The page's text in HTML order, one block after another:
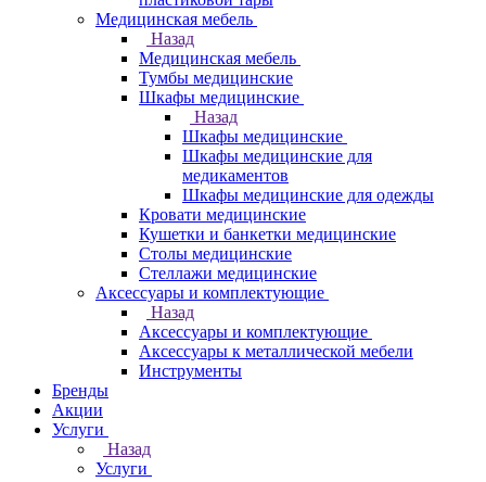
Медицинская мебель
Назад
Медицинская мебель
Тумбы медицинские
Шкафы медицинские
Назад
Шкафы медицинские
Шкафы медицинские для
медикаментов
Шкафы медицинские для одежды
Кровати медицинские
Кушетки и банкетки медицинские
Столы медицинские
Стеллажи медицинские
Аксессуары и комплектующие
Назад
Аксессуары и комплектующие
Аксессуары к металлической мебели
Инструменты
Бренды
Акции
Услуги
Назад
Услуги